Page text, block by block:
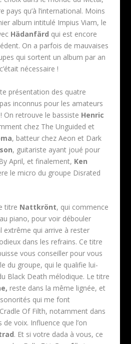
pays qu’à l’international. Moins
album intitulé Impius Viam, le
Hädanfärd qui est encore
On a parfois de mauvaises
qui sortent un album par an
nécessaire !
présentation des quatre
inconnus pour les amateurs
On retrouve le bassiste Henric
chez The Unguided et
, batteur chez Aeon et Dark
, guitariste ayant joué pour
April, et finalement, Ken
le micro du groupe Disrated
titre Nattkrönt, qui commence
piano, pour voir débouler
extrême qui arrive à rester
dans les refrains. Ce titre
vous conseiller pour vous
du groupe, qui le qualifie lui-
Black Death mélodique. Le titre
reste dans la même lignée, et
qui me font
Of Filth, notamment dans
de voix. Influence que l’on
. Et si votre dada à vous, ce